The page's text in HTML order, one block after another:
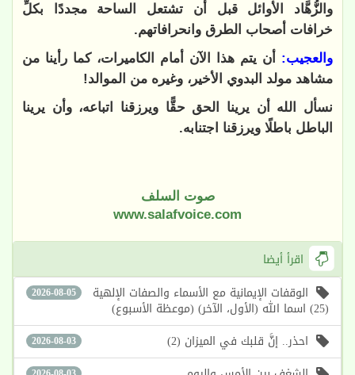
والزُّهَّاد الأوائل قبل أن تشتعل الساحة مجددًا بكلِّ
خرافات أصحاب الطرق وانحرافاتهم.
والعجيب: أن يتم هذا الآن أمام الكاميرات، كما رأينا من
مشاهد مولد البدوي الأخير، وغيره من الموالد!
نسأل الله أن يرينا الحق حقًّا ويرزقنا اتباعه، وأن يرينا
الباطل باطلًا ويرزقنا اجتنابه.
صوت السلف
www.salafvoice.com
اقرأ أيضا
2026-08-05 الوقفات الإيمانية مع الأسماء والصفات الإلهية
(25) اسما الله (الأول، الآخر) (موعظة الأسبوع)
2026-08-03 احذر.. إنَّ قلبك في الميزان (2)